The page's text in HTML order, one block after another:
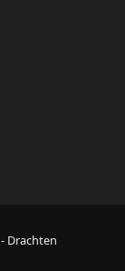
Drachten